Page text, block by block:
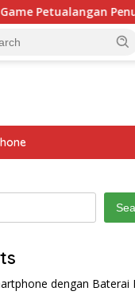
Penuh Misteri
dengan Baterai